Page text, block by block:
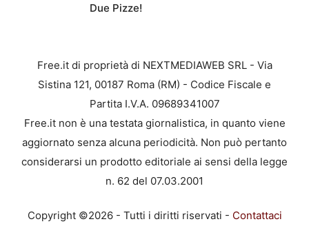
Due Pizze!
Free.it di proprietà di NEXTMEDIAWEB SRL - Via
Sistina 121, 00187 Roma (RM) - Codice Fiscale e
Partita I.V.A. 09689341007
Free.it non è una testata giornalistica, in quanto viene
aggiornato senza alcuna periodicità. Non può pertanto
considerarsi un prodotto editoriale ai sensi della legge
n. 62 del 07.03.2001
Copyright ©2026 - Tutti i diritti riservati - Contattaci